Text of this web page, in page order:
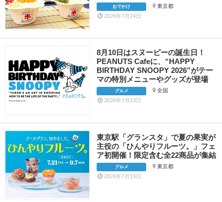
おでかけ
東京都
2026年7月24日
8月10日はスヌーピーの誕生日！
PEANUTS Cafeに、“HAPPY
BIRTHDAY SNOOPY 2026”がテー
マの特別メニューやグッズが登場
グルメ
全国
2026年7月23日
東京駅「グランスタ」で夏の果実が
主役の「ひんやりフルーツ。」フェ
ア初開催！限定含む全22商品が集結
グルメ
東京都
2026年7月19日